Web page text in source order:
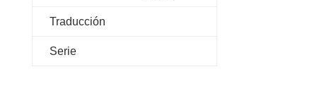
Traducción
Serie